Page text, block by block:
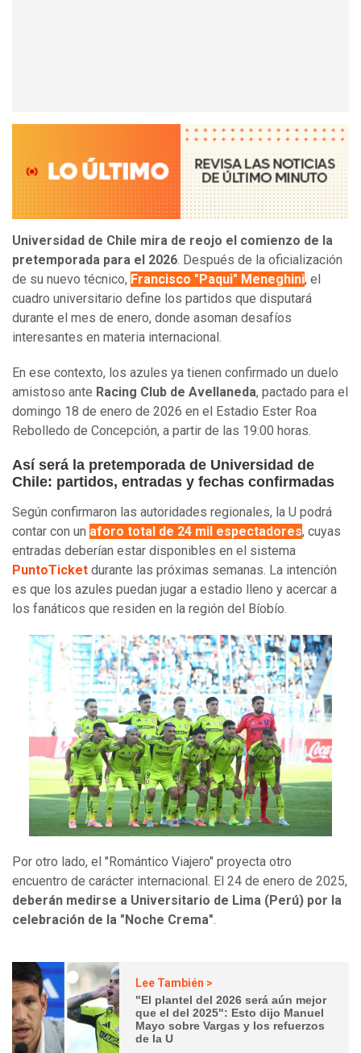
Universidad de Chile mira de reojo el comienzo de la
pretemporada para el 2026. Después de la oficialización
de su nuevo técnico, Francisco "Paqui" Meneghini, el
cuadro universitario define los partidos que disputará
durante el mes de enero, donde asoman desafíos
interesantes en materia internacional.
En ese contexto, los azules ya tienen confirmado un duelo
amistoso ante Racing Club de Avellaneda, pactado para el
domingo 18 de enero de 2026 en el Estadio Ester Roa
Rebolledo de Concepción, a partir de las 19:00 horas.
Así será la pretemporada de Universidad de
Chile: partidos, entradas y fechas confirmadas
Según confirmaron las autoridades regionales, la U podrá
contar con un aforo total de 24 mil espectadores, cuyas
entradas deberían estar disponibles en el sistema
PuntoTicket durante las próximas semanas. La intención
es que los azules puedan jugar a estadio lleno y acercar a
los fanáticos que residen en la región del Bíobío.
Por otro lado, el "Romántico Viajero" proyecta otro
encuentro de carácter internacional. El 24 de enero de 2025,
deberán medirse a Universitario de Lima (Perú) por la
celebración de la "Noche Crema".
Lee También >
"El plantel del 2026 será aún mejor
que el del 2025": Esto dijo Manuel
Mayo sobre Vargas y los refuerzos
de la U